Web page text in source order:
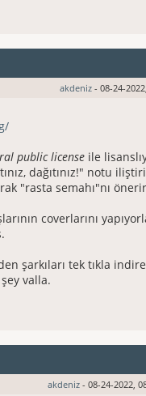
akdeniz - 08-24-
public license ile
dağıtınız!" notu
"rasta semahı"nı
coverlarını
şarkıları tek tıkla
valla.
akdeniz - 08-24-2022,